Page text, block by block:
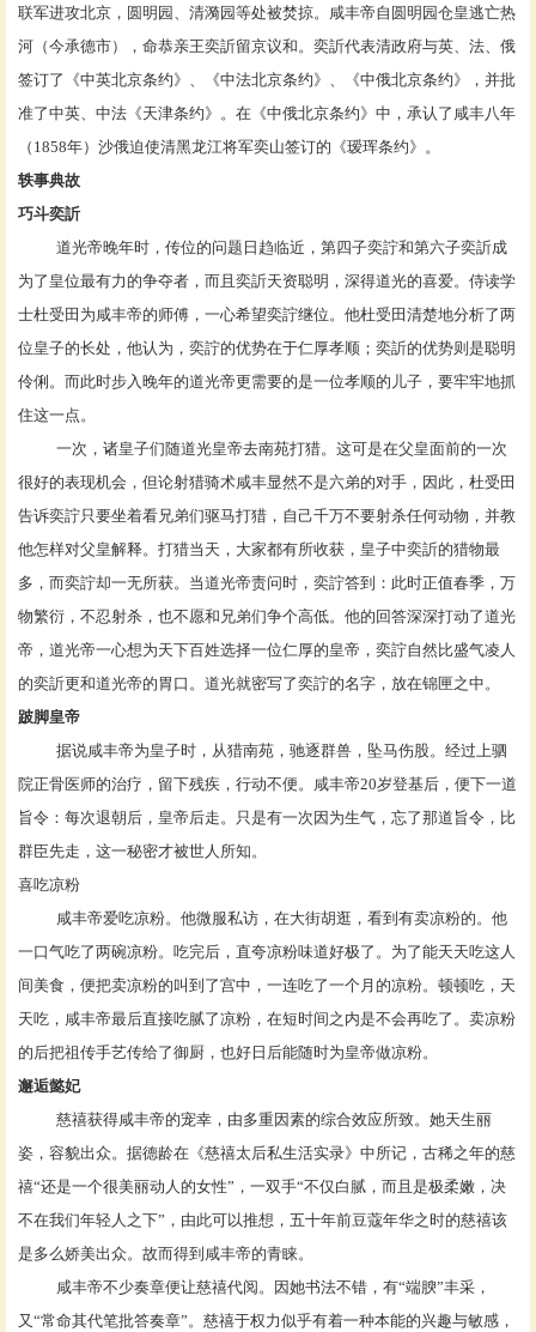
联军进攻北京，圆明园、 清漪园等处被焚掠。咸丰帝自圆明园仓皇逃亡热
河 （今承德市），命恭亲王奕訢留京议和。奕訢代表清政府与英、法、俄
签订了《中英北京条约》、《中法北京条约》、《中俄北京条约》，并批
准了中英、中法《天津条约》。在《中俄北京条约》中，承认了咸丰八年
（1858年） 沙俄迫使清黑龙江将军奕山签订的《瑷珲条约》。
轶事典故
巧斗奕訢
道光帝晚年时，传位的问题日趋临近，第四子奕詝和第六子奕訢成
为了皇位最有力的争夺者，而且 奕訢天资聪明，深得道光的喜爱。侍读学
士杜受田 为咸丰帝的师傅，一心希望奕詝继位。他杜受田清楚地分析了两
位皇子的长处，他认为，奕詝的优势在于仁厚孝顺；奕訢的优势则是聪明
伶俐。而此时步入晚年的道光帝更需要的是一位孝顺的儿子，要牢牢地抓
住这一点。
一次，诸皇子们随道光皇帝去南苑打猎。这可是在父皇面前的一次
很好的表现机会，但论射猎骑术咸丰显然不是六弟的对手，因此，杜受田
告诉奕詝只要坐着看兄弟们驱马打猎，自己千万不要射杀任何动物，并教
他怎样对父皇解释。打猎当天，大家都有所收获，皇子中奕訢的猎物最
多，而奕詝却一无所获。当道光帝责问时，奕詝答到：此时正值春季，万
物繁衍，不忍射杀，也不愿和兄弟们争个高低。他的回答深深打动了道光
帝，道光帝一心想为天下百姓选择一位仁厚的皇帝，奕詝自然比盛气凌人
的奕訢更和道光帝的胃口。道光就密写了奕詝的名字，放在锦匣之中。
跛脚皇帝
据说咸丰帝为皇子时，从猎南苑，驰逐群兽，坠马伤股。经过上驷
院正骨医师的治疗，留下残疾，行动不便。咸丰帝20岁登基后，便下一道
旨令：每次退朝后，皇帝后走。只是有一次因为生气，忘了那道旨令，比
群臣先走，这一秘密才被世人所知。
喜吃凉粉
咸丰帝爱吃凉粉。他微服私访 ，在大街胡逛，看到有卖凉粉的。他
一口气吃了两碗凉粉。吃完后，直夸凉粉味道好极了。为了能天天吃这人
间美食，便把卖凉粉的叫到了宫中，一连吃了一个月的凉粉。顿顿吃，天
天吃，咸丰帝最后直接吃腻了凉粉，在短时间之内是不会再吃了。卖凉粉
的后把祖传手艺传给了御厨，也好日后能随时为皇帝做凉粉。
邂逅懿妃
慈禧获得咸丰帝的宠幸，由多重因素的综合效应所致。她天生丽
姿，容貌出众。据德龄在《慈禧太后私生活实录》中所记，古稀之年的慈
禧“还是一个很美丽动人的女性”，一双手“不仅白腻，而且是极柔嫩，决
不在我们年轻人之下”，由此可以推想，五十年前豆蔻年华之时的慈禧该
是多么娇美出众。故而得到咸丰帝的青睐。
咸丰帝不少奏章便让慈禧代阅。因她书法不错，有“端腴”丰采，
又“常命其代笔批答奏章”。慈禧于权力似乎有着一种本能的兴趣与敏感，